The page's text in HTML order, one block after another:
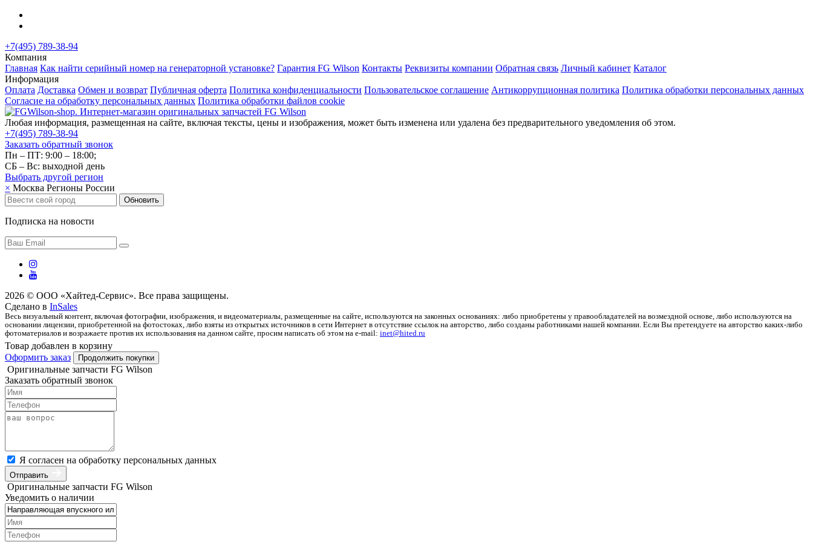
+7(495) 789-38-94
Компания
Главная Как найти серийный номер на генераторной установке? Гарантия FG Wilson Контакты Реквизиты компании Обратная связь Личный кабинет Каталог
Информация
Оплата Доставка Обмен и возврат Публичная оферта Политика конфиденциальности Пользовательское соглашение Антикоррупционная политика Политика обработки персональных данных
Согласие на обработку персональных данных Политика обработки файлов cookie
Любая информация, размещенная на сайте, включая тексты, цены и изображения, может быть изменена или удалена без предварительного уведомления об этом.
+7(495) 789-38-94
Заказать обратный звонок
Пн – ПТ: 9:00 – 18:00;
СБ – Вс: выходной день
Выбрать другой регион
× Москва Регионы России
Обновить
Подписка на новости
2026 © ООО «Хайтед-Сервис». Все права защищены.
Сделано в InSales
Весь визуальный контент, включая фотографии, изображения, и видеоматериалы, размещенные на сайте, используются на законных основаниях: либо приобретены у правообладателей на возмездной основе, либо используются на
основании лицензии, приобретенной на фотостоках, либо взяты из открытых источников в сети Интернет в отсутствие ссылок на авторство, либо созданы работниками нашей компании. Если Вы претендуете на авторство каких-либо
фотоматериалов и возражаете против их использования на данном сайте, просим написать об этом на e-mail: inet@hited.ru
Товар добавлен в корзину
Оформить заказ
Продолжить покупки
Оригинальные запчасти FG Wilson
Заказать обратный звонок
Я согласен на обработку персональных данных
Отправить
Оригинальные запчасти FG Wilson
Уведомить о наличии